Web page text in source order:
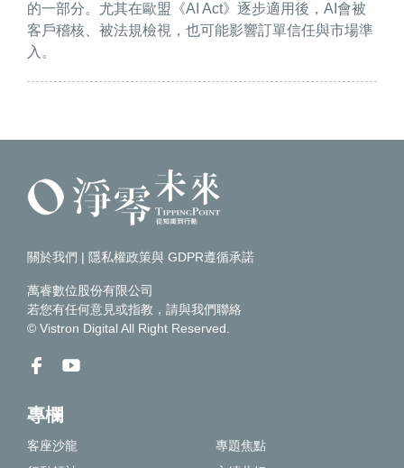
的一部分。尤其在歐盟《AI Act》逐步適用後，AI會被
客戶稽核、被法規檢視，也可能影響訂單信任與市場準
入。
關於我們 | 隱私權政策與 GDPR遵循承諾
萬睿數位股份有限公司
若您有任何意見或指教，請與我們聯絡
© Vistron Digital All Right Reserved.
專欄
客座沙龍
專題焦點